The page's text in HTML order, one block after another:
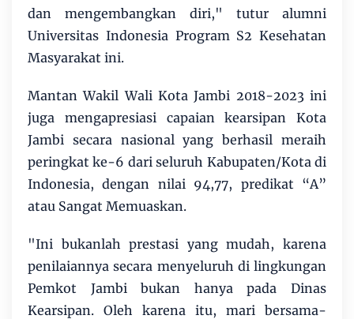
dan mengembangkan diri," tutur alumni
Universitas Indonesia Program S2 Kesehatan
Masyarakat ini.
Mantan Wakil Wali Kota Jambi 2018-2023 ini
juga mengapresiasi capaian kearsipan Kota
Jambi secara nasional yang berhasil meraih
peringkat ke-6 dari seluruh Kabupaten/Kota di
Indonesia, dengan nilai 94,77, predikat “A”
atau Sangat Memuaskan.
"Ini bukanlah prestasi yang mudah, karena
penilaiannya secara menyeluruh di lingkungan
Pemkot Jambi bukan hanya pada Dinas
Kearsipan. Oleh karena itu, mari bersama-